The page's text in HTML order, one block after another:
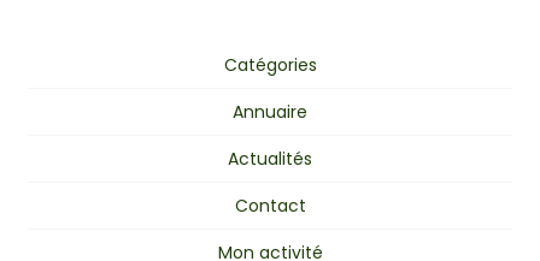
Catégories
Annuaire
Actualités
Contact
Mon activité